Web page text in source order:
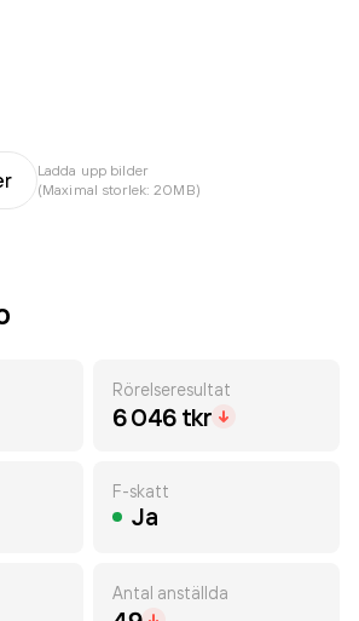
Ladda upp bilder
(Maximal storlek: 20MB)
Rörelseresultat
6 046 tkr
F-skatt
Ja
Antal anställda